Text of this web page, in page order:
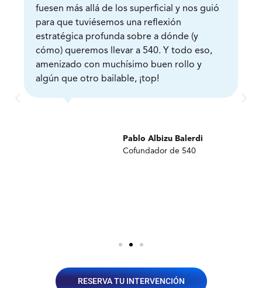
fuesen más allá de los superficial y nos guió
para que tuviésemos una reflexión
estratégica profunda sobre a dónde (y
cómo) queremos llevar a 540. Y todo eso,
amenizado con muchísimo buen rollo y
algún que otro bailable, ¡top!
Pablo Albizu Balerdi
Cofundador de 540
RESERVA TU INTERVENCIÓN